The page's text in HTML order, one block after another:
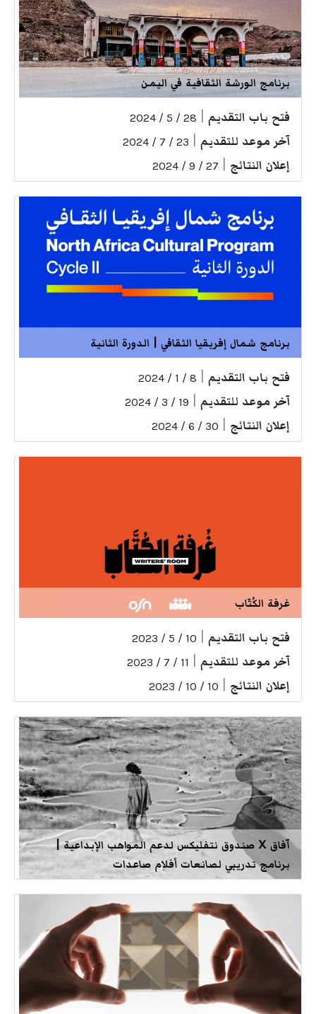
برنامج الورشة الثقافية في اليمن
فتح باب التقديم 28 / 5 / 2024
آخر موعد للتقديم 23 / 7 / 2024
إعلان النتائج 27 / 9 / 2024
برنامج شمال إفريقيا الثقافي | الدورة الثانية
فتح باب التقديم 8 / 1 / 2024
آخر موعد للتقديم 19 / 3 / 2024
إعلان النتائج 30 / 6 / 2024
غرفة الكُتّاب
فتح باب التقديم 10 / 5 / 2023
آخر موعد للتقديم 11 / 7 / 2023
إعلان النتائج 10 / 10 / 2023
آفاق X صندوق نتفليكس لدعم المواهب الإبداعية |
برنامج تدريبي لصانعات أفلام صاعدات